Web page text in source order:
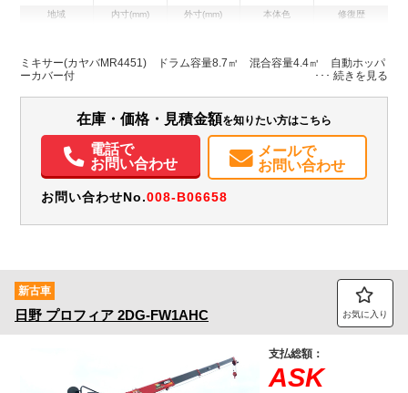
地域 内寸(mm) 外寸(mm)
H:3,650
本体色 修復歴
パワステ パワーウィンドウ ABS エアバッグ
ETC
PMマフラー
ミキサー(カヤバMR4451) ドラム容量8.7㎥ 混合容量4.4㎥ 自動ホッパ
ーカバー付
在庫・価格・見積金額を知りたい方はこちら
電話で
お問い合わせ
メールで
お問い合わせ
お問い合わせNo.008-B06658
新古車
日野 プロフィア 2DG-FW1AHC お気に入り
支払総額：
ASK